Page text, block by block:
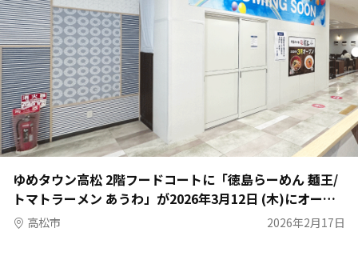
ゆめタウン高松 2階フードコートに「徳島らーめん 麺王/
トマトラーメン あうわ」が2026年3月12日 (木)にオープ
ン予定
高松市 2026年2月17日